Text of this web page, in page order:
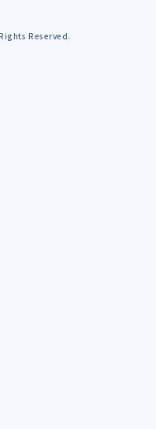
Reserved.